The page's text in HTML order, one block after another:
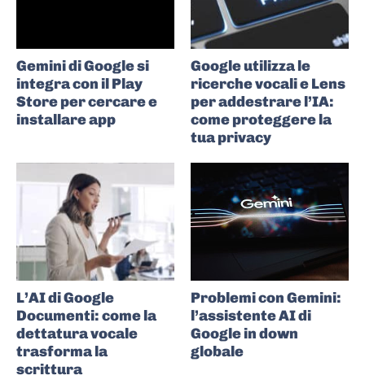
Gemini di Google si
integra con il Play
Store per cercare e
installare app
Google utilizza le
ricerche vocali e Lens
per addestrare l’IA:
come proteggere la
tua privacy
L’AI di Google
Documenti: come la
dettatura vocale
trasforma la
scrittura
Problemi con Gemini:
l’assistente AI di
Google in down
globale